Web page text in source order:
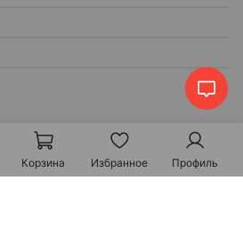
Корзина Избранное Профиль